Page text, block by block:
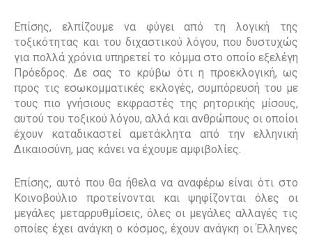
Επίσης, ελπίζουμε να φύγει από τη λογική της
τοξικότητας και του διχαστικού λόγου, που δυστυχώς
για πολλά χρόνια υπηρετεί το κόμμα στο οποίο εξελέγη
Πρόεδρος. Δε σας το κρύβω ότι η προεκλογική, ως
προς τις εσωκομματικές εκλογές, συμπόρευσή του με
τους πιο γνήσιους εκφραστές της ρητορικής μίσους,
αυτού του τοξικού λόγου, αλλά και ανθρώπους οι οποίοι
έχουν καταδικαστεί αμετάκλητα από την ελληνική
Δικαιοσύνη, μας κάνει να έχουμε αμφιβολίες.
Επίσης, αυτό που θα ήθελα να αναφέρω είναι ότι στο
Κοινοβούλιο προτείνονται και ψηφίζονται όλες οι
μεγάλες μεταρρυθμίσεις, όλες οι μεγάλες αλλαγές τις
οποίες έχει ανάγκη ο κόσμος, έχουν ανάγκη οι Έλληνες